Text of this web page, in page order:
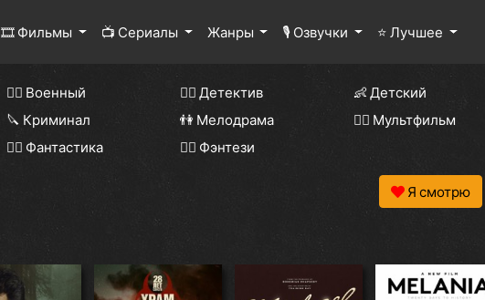
🎞 Фильмы 📺 Сериалы Жанры 🎙 Озвучки ⭐ Лучшее
👨‍✈️ Военный 🕵️‍♂️ Детектив 👶 Детский
🔪 Криминал 👫 Мелодрама 🧚‍♀️ Мультфильм
🧙‍♀️ Фантастика 🧝‍♂️ Фэнтези
Я смотрю